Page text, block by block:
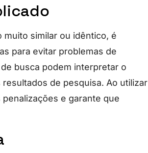
similar ou idêntico, é
para evitar problemas de
busca podem interpretar o
de pesquisa. Ao utilizar
e garante que